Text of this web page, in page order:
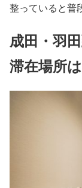
整っていると普
成田・羽
滞在場所